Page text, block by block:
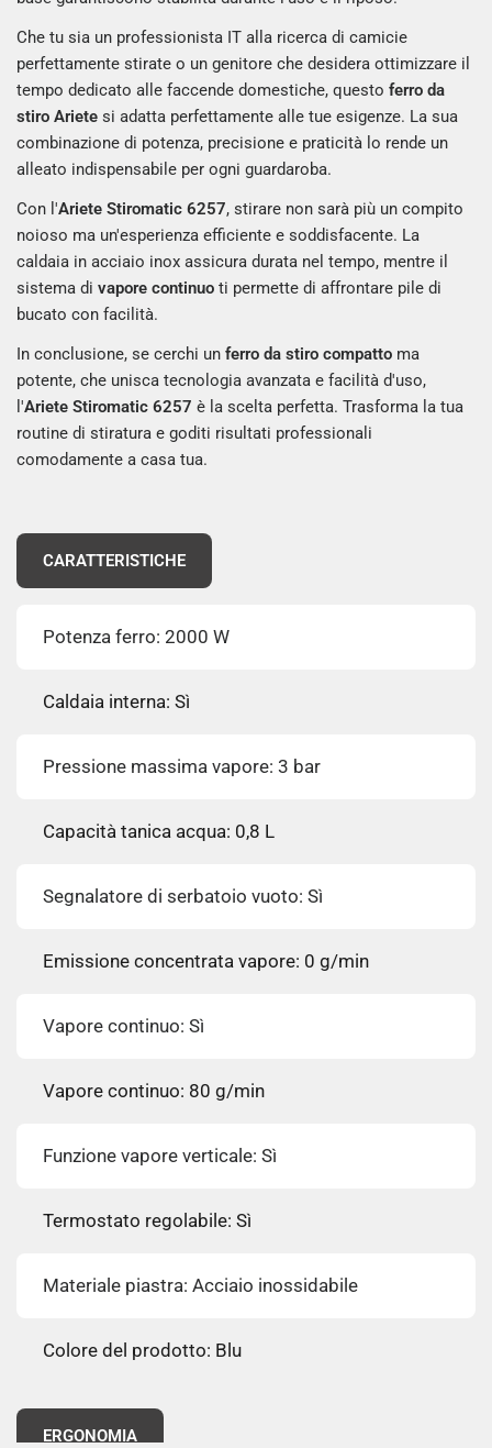
Che tu sia un professionista IT alla ricerca di camicie
perfettamente stirate o un genitore che desidera ottimizzare il
tempo dedicato alle faccende domestiche, questoferro da
stiro Ariete si adatta perfettamente alle tue esigenze. La sua
combinazione di potenza, precisione e praticità lo rende un
alleato indispensabile per ogni guardaroba.
Con l'Ariete Stiromatic 6257, stirare non sarà più un compito
noioso ma un'esperienza efficiente e soddisfacente. La
caldaia in acciaio inox assicura durata nel tempo, mentre il
sistema divapore continuo ti permette di affrontare pile di
bucato con facilità.
In conclusione, se cerchi unferro da stiro compatto ma
potente, che unisca tecnologia avanzata e facilità d'uso,
l'Ariete Stiromatic 6257 è la scelta perfetta. Trasforma la tua
routine di stiratura e goditi risultati professionali
comodamente a casa tua.
CARATTERISTICHE
Potenza ferro: 2000 W
Caldaia interna: Sì
Pressione massima vapore: 3 bar
Capacità tanica acqua: 0,8 L
Segnalatore di serbatoio vuoto: Sì
Emissione concentrata vapore: 0 g/min
Vapore continuo: Sì
Vapore continuo: 80 g/min
Funzione vapore verticale: Sì
Termostato regolabile: Sì
Materiale piastra: Acciaio inossidabile
Colore del prodotto: Blu
ERGONOMIA